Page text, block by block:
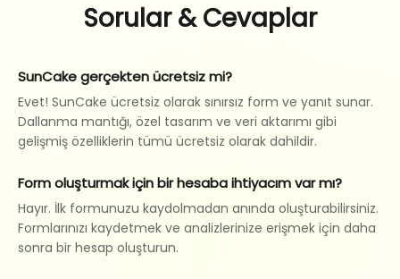
Sorular & Cevaplar
SunCake gerçekten ücretsiz mi?
Evet! SunCake ücretsiz olarak sınırsız form ve yanıt sunar.
Dallanma mantığı, özel tasarım ve veri aktarımı gibi
gelişmiş özelliklerin tümü ücretsiz olarak dahildir.
Form oluşturmak için bir hesaba ihtiyacım var mı?
Hayır. İlk formunuzu kaydolmadan anında oluşturabilirsiniz.
Formlarınızı kaydetmek ve analizlerinize erişmek için daha
sonra bir hesap oluşturun.